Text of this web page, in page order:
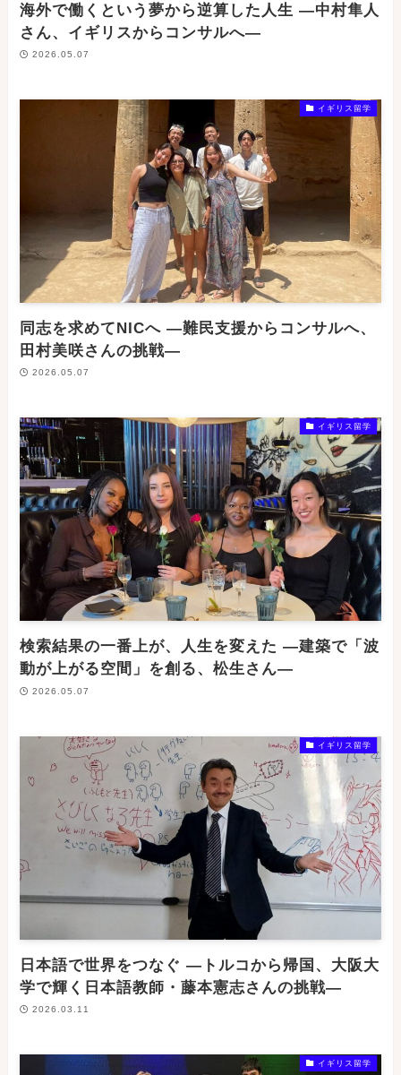
海外で働くという夢から逆算した人生 ―中村隼人
さん、イギリスからコンサルへ―
2026.05.07
イギリス留学
同志を求めてNICへ ―難民支援からコンサルへ、
田村美咲さんの挑戦―
2026.05.07
イギリス留学
検索結果の一番上が、人生を変えた ―建築で「波
動が上がる空間」を創る、松生さん―
2026.05.07
イギリス留学
日本語で世界をつなぐ ―トルコから帰国、大阪大
学で輝く日本語教師・藤本憲志さんの挑戦―
2026.03.11
イギリス留学